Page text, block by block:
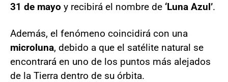
31 de mayo y recibirá el nombre de ‘Luna Azul’.
Además, el fenómeno coincidirá con una
microluna, debido a que el satélite natural se
encontrará en uno de los puntos más alejados
de la Tierra dentro de su órbita.